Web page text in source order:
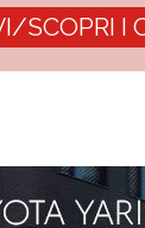
SCOPRI I